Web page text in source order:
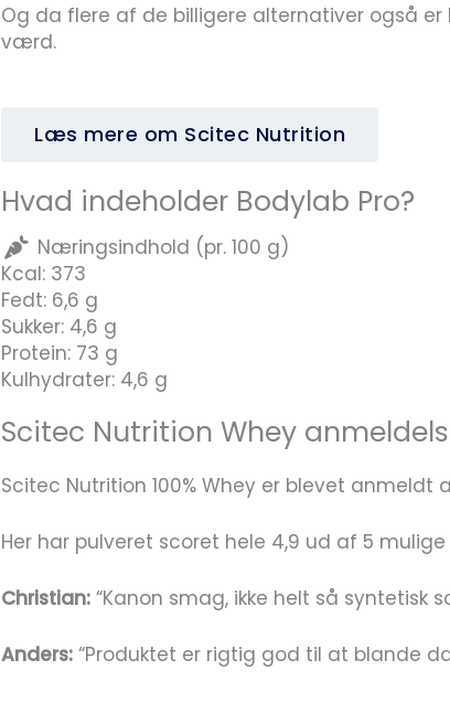
Og da flere af de billigere alternativer også er
værd.
Læs mere om Scitec Nutrition
Hvad indeholder Bodylab Pro?
Næringsindhold (pr. 100 g)
Kcal: 373
Fedt: 6,6 g
Sukker: 4,6 g
Protein: 73 g
Kulhydrater: 4,6 g
Scitec Nutrition Whey
Scitec Nutrition 100% Whey er blevet anmeldt
Her har pulveret scoret hele 4,9 ud af 5
Christian: “Kanon smag, ikke helt så syntetisk
Anders: “Produktet er rigtig god til at blande